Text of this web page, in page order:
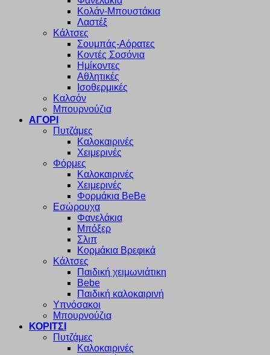
Κολάν-Μπουστάκια
Λαστέξ
Κάλτσες
Σουμπάς-Αόρατες
Κοντές Σοσόνια
Ημίκοντες
Αθλητικές
Ισοθερμικές
Καλσόν
Μπουρνούζια
ΑΓΟΡΙ
Πυτζάμες
Καλοκαιρινές
Χειμερινές
Φόρμες
Καλοκαιρινές
Χειμερινές
Φορμάκια BeBe
Εσώρουχα
Φανελάκια
Μπόξερ
Σλιπ
Κορμάκια Βρεφικά
Κάλτσες
Παιδική χειμωνιάτικη
Bebe
Παιδική καλοκαιρινή
Υπνόσακοι
Μπουρνούζια
ΚΟΡΙΤΣΙ
Πυτζάμες
Καλοκαιρινές